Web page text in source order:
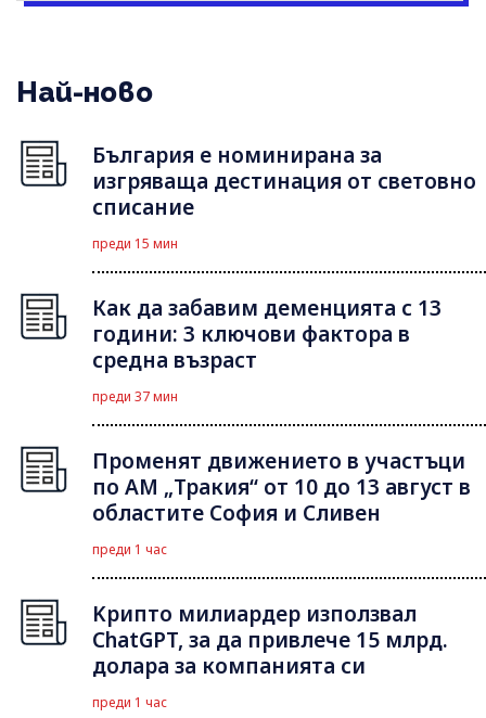
Най-ново
България е номинирана за
изгряваща дестинация от световно
списание
преди 15 мин
Как да забавим деменцията с 13
години: 3 ключови фактора в
средна възраст
преди 37 мин
Променят движението в участъци
по АМ „Тракия“ от 10 до 13 август в
областите София и Сливен
преди 1 час
Kрипто милиардер използвал
ChatGPT, за да привлече 15 млрд.
долара за компанията си
преди 1 час